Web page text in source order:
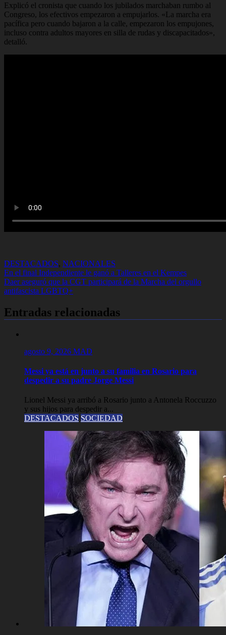
Explicó el cronista que cuando los jubilados marchaban rumbo al
Congreso, los efectivos empezaron a empujarlos. «La marcha era
pacífica pero cuando bajaron a la calle, empezaron los empujones,
incluso contra adultos mayores en silla de rudas y discapacitados»,
detalló.
DESTACADOS, NACIONALES
Navegación
de
En el final Independiente le ganó a Talleres en el Kempes
Daer aseguró que la CGT participará de la Marcha del orgullo
antifascista LGBTQ+
Entradas relacionadas
agosto 9, 2026 MAD
Messi ya está en junto a su familia en Rosario para
despedir a su padre Jorge Messi
Lionel Messi ya arribó a Rosario junto a Antonela Roccuzzo
y sus hijos para despedir a...
DESTACADOS SOCIEDAD